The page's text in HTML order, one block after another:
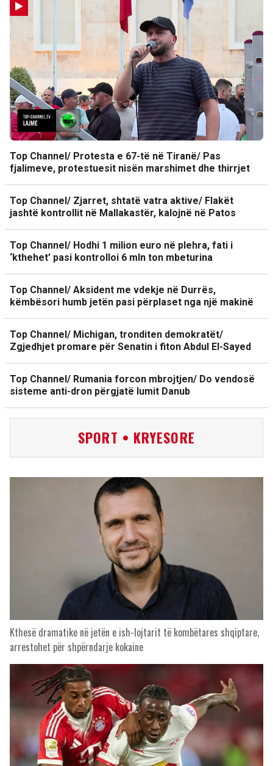
Top Channel/ Protesta e 67-të në Tiranë/ Pas
fjalimeve, protestuesit nisën marshimet dhe thirrjet
Top Channel/ Zjarret, shtatë vatra aktive/ Flakët
jashtë kontrollit në Mallakastër, kalojnë në Patos
Top Channel/ Hodhi 1 milion euro në plehra, fati i
‘kthehet’ pasi kontrolloi 6 mln ton mbeturina
Top Channel/ Aksident me vdekje në Durrës,
këmbësori humb jetën pasi përplaset nga një makinë
Top Channel/ Michigan, tronditen demokratët/
Zgjedhjet promare për Senatin i fiton Abdul El-Sayed
Top Channel/ Rumania forcon mbrojtjen/ Do vendosë
sisteme anti-dron përgjatë lumit Danub
SPORT • KRYESORE
Kthesë dramatike në jetën e ish-lojtarit të kombëtares shqiptare,
arrestohet për shpërndarje kokaine